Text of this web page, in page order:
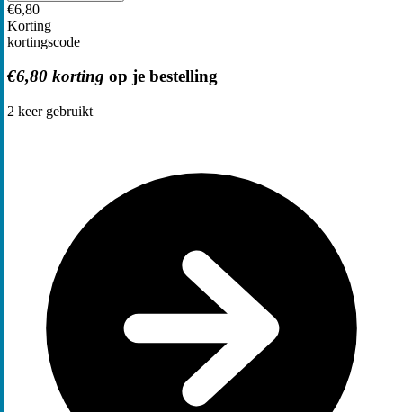
€6,80
Korting
kortingscode
€6,80 korting op je bestelling
2 keer gebruikt